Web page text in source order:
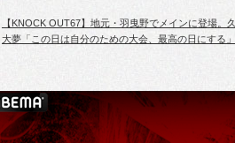
【KNOCK OUT67】地元・羽曳野でメインに登場。
大夢「この日は自分のための大会、最高の日にする」